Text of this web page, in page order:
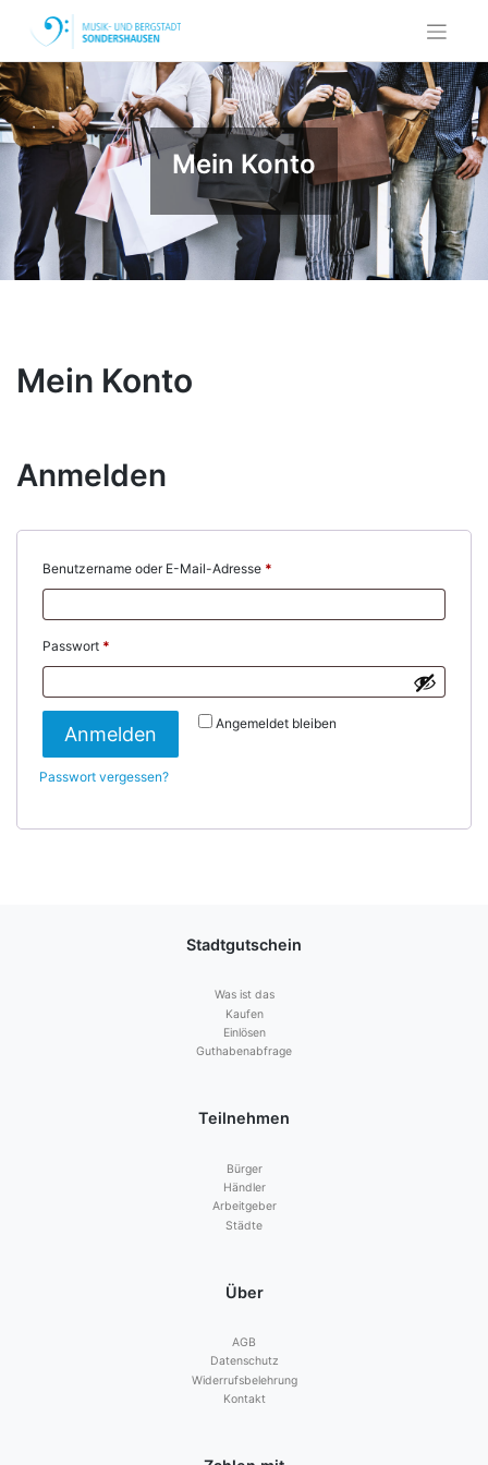
content
Mein Konto
Mein Konto
Anmelden
Benutzername oder E-Mail-Adresse *
Passwort *
Angemeldet bleiben
Anmelden
Passwort vergessen?
Stadtgutschein
Was ist das
Kaufen
Einlösen
Guthabenabfrage
Teilnehmen
Bürger
Händler
Arbeitgeber
Städte
Über
AGB
Datenschutz
Widerrufsbelehrung
Kontakt